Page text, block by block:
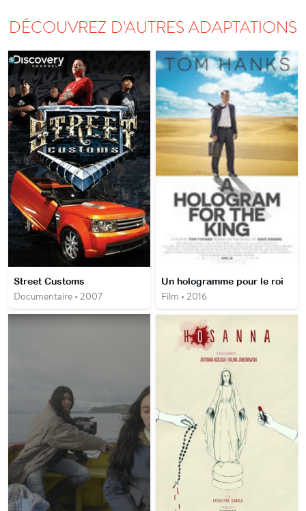
DÉCOUVREZ D'AUTRES ADAPTATIONS
Street Customs
Documentaire • 2007
Un hologramme pour le roi
Film • 2016